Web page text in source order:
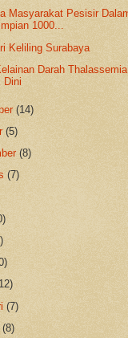
Masyarakat Pesisir
1000...
Keliling Surabaya
Darah Thalassemia
Dini
(14)
(5)
(8)
(7)
(7)
(8)